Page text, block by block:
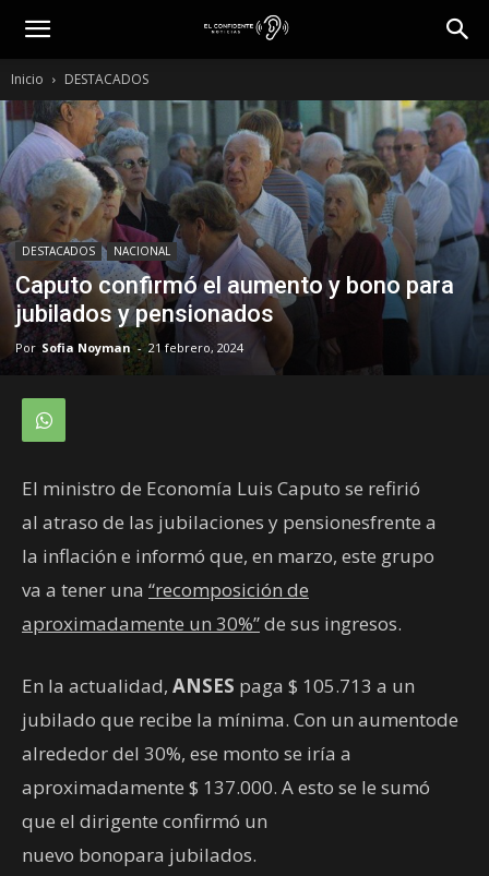
Inicio DESTACADOS
DESTACADOS NACIONAL
Caputo confirmó el aumento y bono para
jubilados y pensionados
Por Sofia Noyman - 21 febrero, 2024
El ministro de Economía Luis Caputo se refirió
al atraso de las jubilaciones y pensionesfrente a
la inflación e informó que, en marzo, este grupo
va a tener una “recomposición de
aproximadamente un 30%”de sus ingresos.
En la actualidad, ANSES paga $ 105.713 a un
jubilado que recibe la mínima. Con un aumentode
alrededor del 30%, ese monto se iría a
aproximadamente $ 137.000. A esto se le sumó
que el dirigente confirmó un
nuevo bonopara jubilados.